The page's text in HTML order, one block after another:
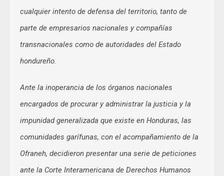
cualquier intento de defensa del territorio, tanto de
parte de empresarios nacionales y compañías
transnacionales como de autoridades del Estado
hondureño.
Ante la inoperancia de los órganos nacionales
encargados de procurar y administrar la justicia y la
impunidad generalizada que existe en Honduras, las
comunidades garífunas, con el acompañamiento de la
Ofraneh, decidieron presentar una serie de peticiones
ante la Corte Interamericana de Derechos Humanos